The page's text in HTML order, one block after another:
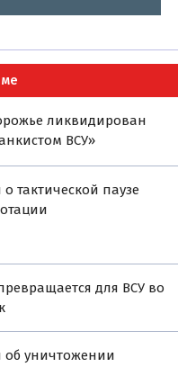
ликвидирован
ВСУ»
тактической паузе
для ВСУ во
об уничтожении